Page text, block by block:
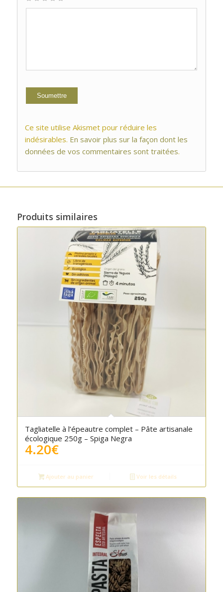
1 étoile
2 étoiles
3 étoiles
4 étoiles
5 étoiles
Ce site utilise Akismet pour réduire les
indésirables. En savoir plus sur la façon dont les
données de vos commentaires sont traitées.
Produits similaires
Tagliatelle à l’épeautre complet – Pâte artisanale
écologique 250g – Spiga Negra
4.20€
Ajouter au panier Voir les détails